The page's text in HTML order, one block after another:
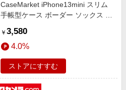
CaseMarket iPhone13mini スリム
手帳型ケース ボーダー ソックス ダ
iPhone13mini-BCM2S2157-78
￥ 3,580
4.0%
ストアにすすむ